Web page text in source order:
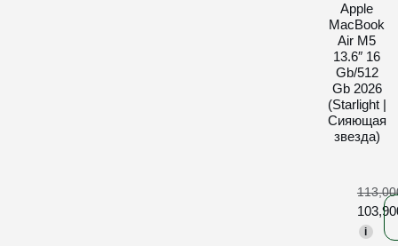
Apple
MacBook
Air M5
13.6″ 16
Gb/512
Gb 2026
(Starlight |
Сияющая
звезда)
i